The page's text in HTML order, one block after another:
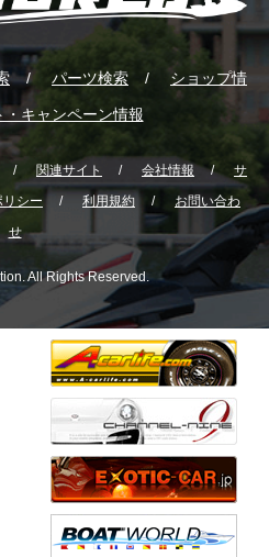
パーツ検索 ショップ情
・キャンペーン情報
関連サイト 会社情報
サ
シー 利用規約
お問い合わ
せ
All Rights Reserved.